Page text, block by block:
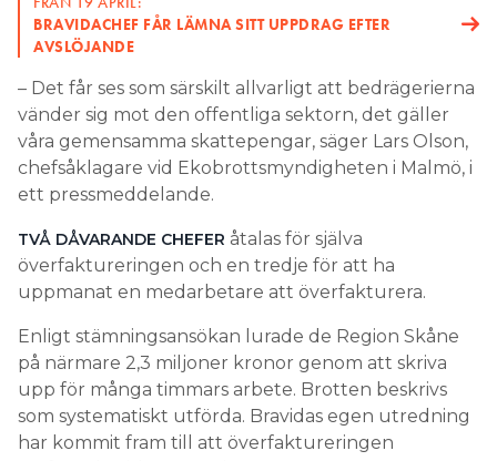
BRAVIDACHEF FÅR LÄMNA SITT UPPDRAG EFTER
AVSLÖJANDE
– Det får ses som särskilt allvarligt att bedrägerierna
vänder sig mot den offentliga sektorn, det gäller
våra gemensamma skattepengar, säger Lars Olson,
chefsåklagare vid Ekobrottsmyndigheten i Malmö, i
ett pressmeddelande.
TVÅ DÅVARANDE CHEFER åtalas för själva
överfaktureringen och en tredje för att ha
uppmanat en medarbetare att överfakturera.
Enligt stämningsansökan lurade de Region Skåne
på närmare 2,3 miljoner kronor genom att skriva
upp för många timmars arbete. Brotten beskrivs
som systematiskt utförda. Bravidas egen utredning
har kommit fram till att överfaktureringen